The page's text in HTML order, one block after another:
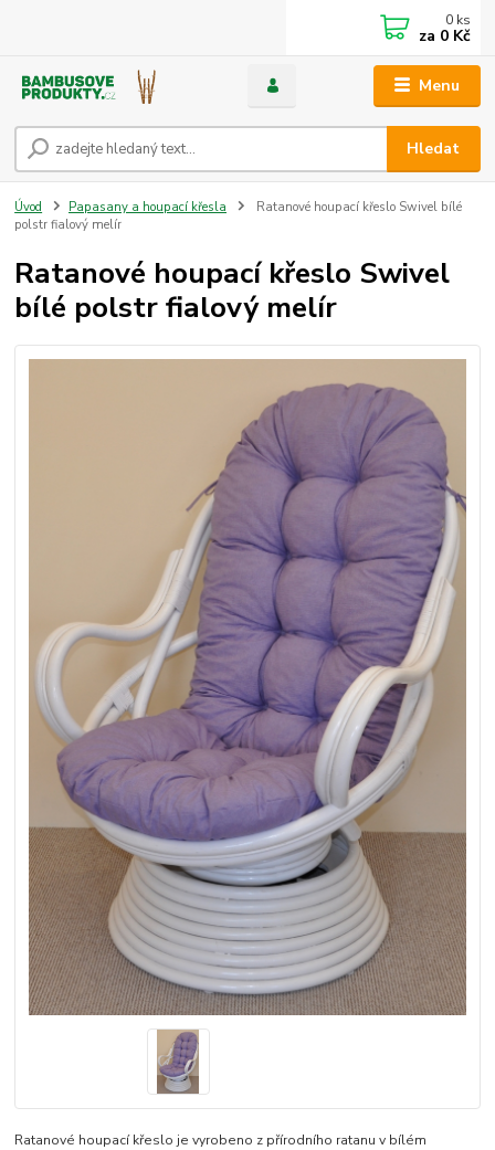
Menu
Hledat
0 ks
za 0 Kč
Úvod Papasany a houpací křesla
Ratanové houpací křeslo Swivel bílé
polstr fialový melír
Ratanové houpací křeslo Swivel
bílé polstr fialový melír
Ratanové houpací křeslo je vyrobeno z přírodního ratanu v bílém